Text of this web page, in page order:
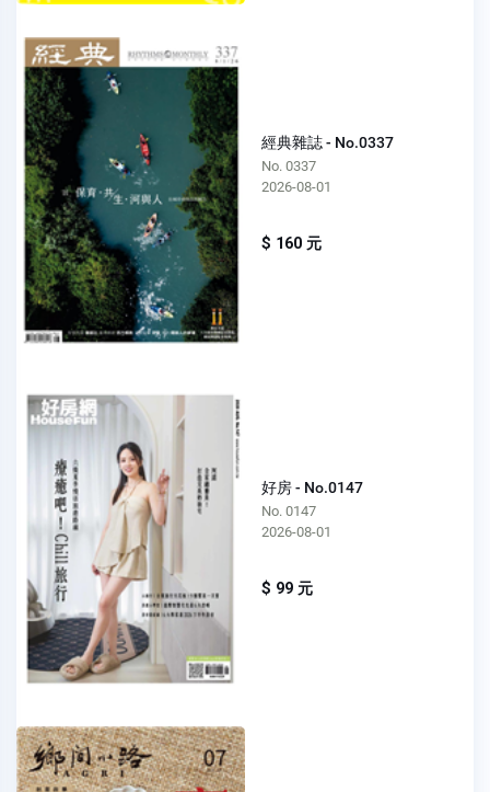
經典雜誌 - No.0337
No. 0337
2026-08-01
$ 160 元
好房 - No.0147
No. 0147
2026-08-01
$ 99 元